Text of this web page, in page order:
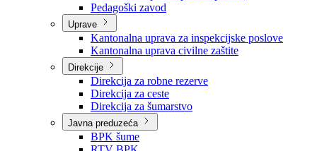
Zavod zdravstvenog osiguranja
Zavod za javno zdravstvo
Zavod za besplatnu pravnu pomoć
Pedagoški zavod
Uprave
Kantonalna uprava za inspekcijske poslove
Kantonalna uprava civilne zaštite
Direkcije
Direkcija za robne rezerve
Direkcija za ceste
Direkcija za šumarstvo